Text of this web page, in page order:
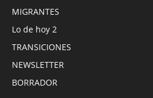
MIGRANTES
Lo de hoy 2
TRANSICIONES
NEWSLETTER
BORRADOR